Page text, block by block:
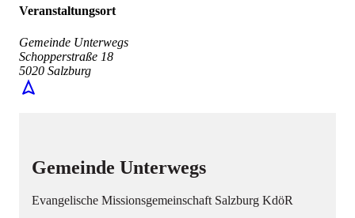
Veranstaltungsort
Gemeinde Unterwegs
Schopperstraße 18
5020 Salzburg
navigation
Gemeinde Unterwegs
Evangelische Missionsgemeinschaft Salzburg KdöR